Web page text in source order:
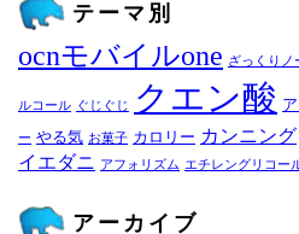
テーマ別
ocnモバイルone ざっくりノ
ルコール ぐじぐじ クエン酸
ー やる気 お菓子 カロリー カンニング
イエダニ アフォリズム エチレングリコー
アーカイブ